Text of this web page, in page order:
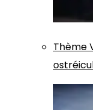
Thème